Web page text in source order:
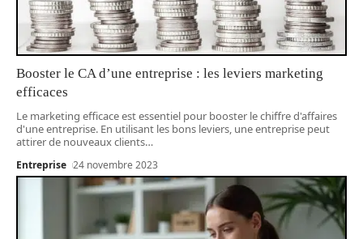
Booster le CA d’une entreprise : les leviers marketing
efficaces
Le marketing efficace est essentiel pour booster le chiffre d'affaires
d'une entreprise. En utilisant les bons leviers, une entreprise peut
attirer de nouveaux clients…
Entreprise 24 novembre 2023